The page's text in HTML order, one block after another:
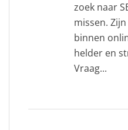
zoek naar
missen.
binnen
helder en
Vraag...